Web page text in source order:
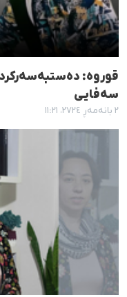
قوروە:
سەفایی
٢ بانەمەڕ ٢٧٢٤، ١١:٢١